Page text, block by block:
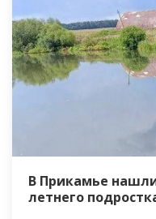
В Прикамье
летнего